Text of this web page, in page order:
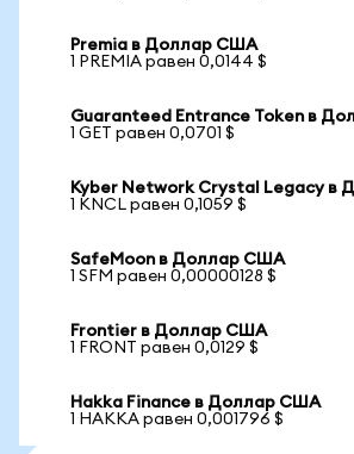
Premia в Доллар США
1 PREMIA равен 0,0144 $
Guaranteed Entrance Token в
1 GET равен 0,0701 $
Kyber Network Crystal Legacy в
1 KNCL равен 0,1059 $
SafeMoon в Доллар США
1 SFM равен 0,00000128 $
Frontier в Доллар США
1 FRONT равен 0,0129 $
Hakka Finance в Доллар США
1 HAKKA равен 0,001796 $